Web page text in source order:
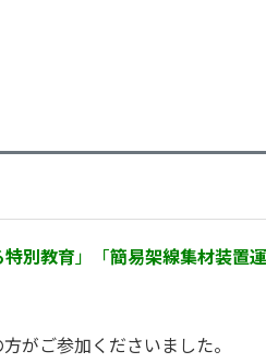
別教育」「簡易架線集材装置
方がご参加くださいました。